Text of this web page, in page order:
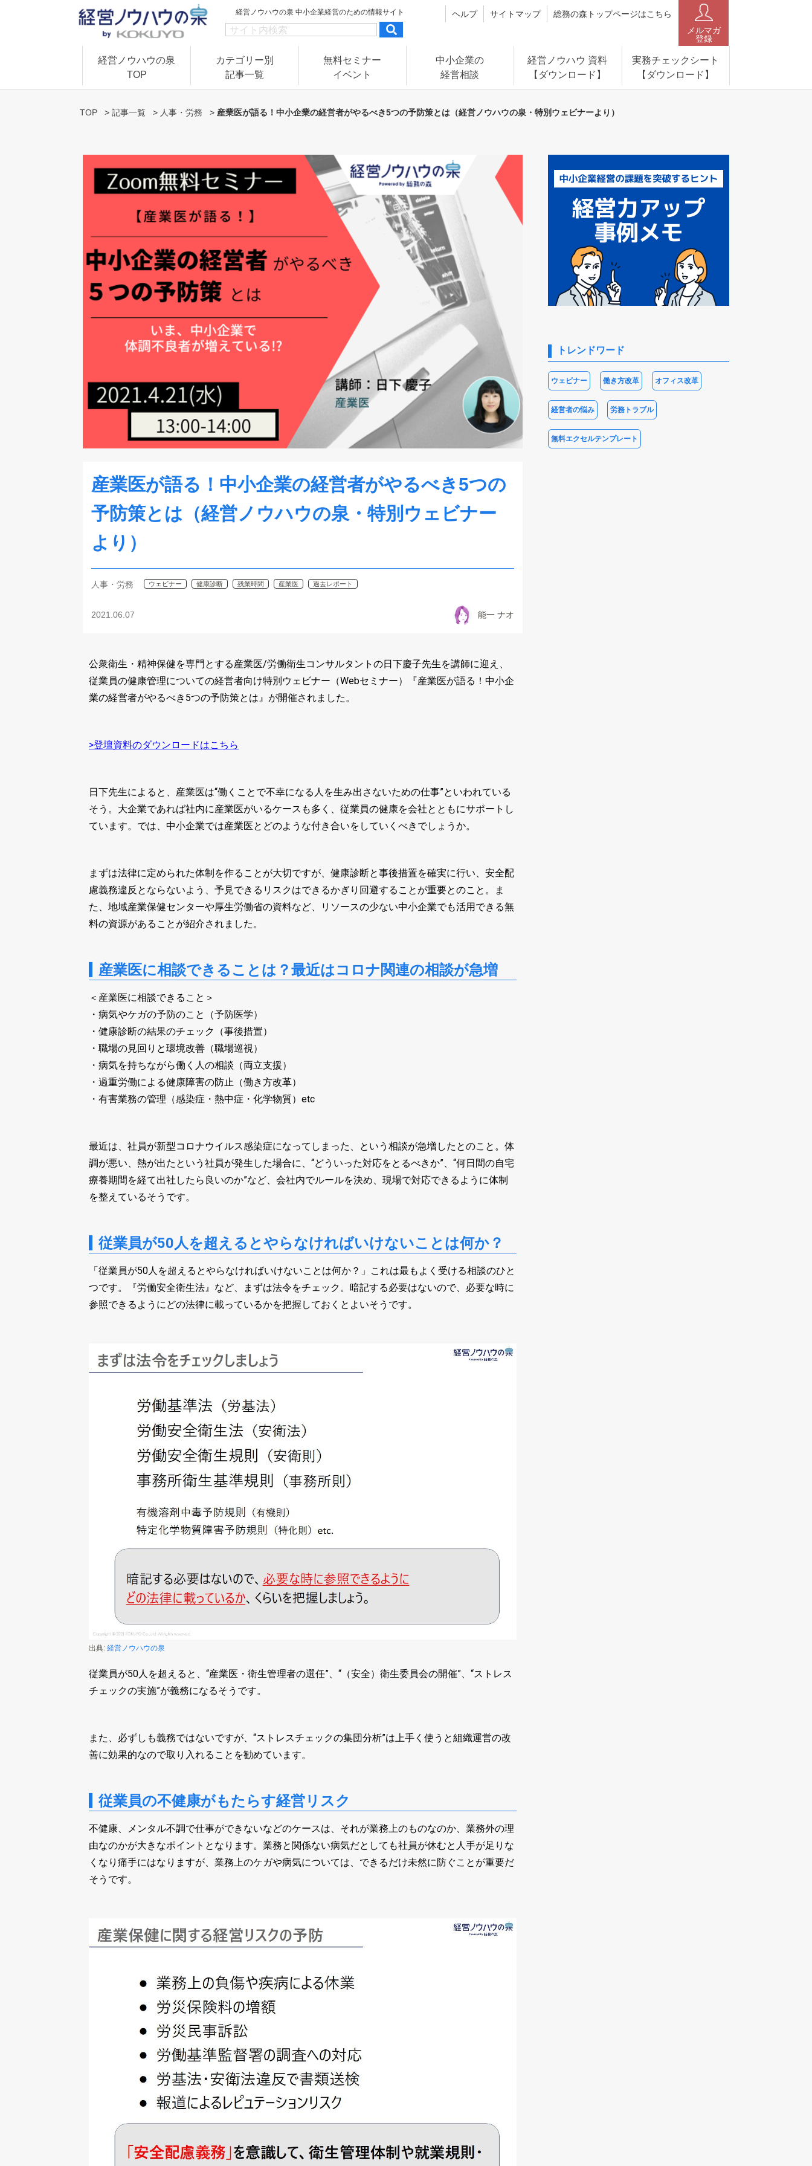
経営ノウハウの泉 中小企業経営のための情報サイト ヘルプ サイトマップ
総務の森トップページはこちら
メルマガ
登録
経営ノウハウの泉
TOP
カテゴリー別
記事一覧
無料セミナー
イベント
中小企業の
経営相談
経営ノウハウ 資料
【ダウンロード】
実務チェックシート
【ダウンロード】
TOP > 記事一覧 > 人事・労務 > 産業医が語る！中小企業の経営者がやるべき5つの予防策とは（経営ノウハウの泉・特別ウェビナーより）
産業医が語る！中小企業の経営者がやるべき5つの
予防策とは（経営ノウハウの泉・特別ウェビナー
より）
人事・労務 ウェビナー 健康診断 残業時間 産業医 過去レポート
2021.06.07 能一 ナオ
公衆衛生・精神保健を専門とする産業医/労働衛生コンサルタントの日下慶子先生を講師に迎え、
従業員の健康管理についての経営者向け特別ウェビナー（Webセミナー）『産業医が語る！中小企
業の経営者がやるべき5つの予防策とは』が開催されました。
>登壇資料のダウンロードはこちら
日下先生によると、産業医は“働くことで不幸になる人を生み出さないための仕事”といわれている
そう。大企業であれば社内に産業医がいるケースも多く、従業員の健康を会社とともにサポートし
ています。では、中小企業では産業医とどのような付き合いをしていくべきでしょうか。
まずは法律に定められた体制を作ることが大切ですが、健康診断と事後措置を確実に行い、安全配
慮義務違反とならないよう、予見できるリスクはできるかぎり回避することが重要とのこと。ま
た、地域産業保健センターや厚生労働省の資料など、リソースの少ない中小企業でも活用できる無
料の資源があることが紹介されました。
産業医に相談できることは？最近はコロナ関連の相談が急増
＜産業医に相談できること＞
・病気やケガの予防のこと（予防医学）
・健康診断の結果のチェック（事後措置）
・職場の見回りと環境改善（職場巡視）
・病気を持ちながら働く人の相談（両立支援）
・過重労働による健康障害の防止（働き方改革）
・有害業務の管理（感染症・熱中症・化学物質）etc
最近は、社員が新型コロナウイルス感染症になってしまった、という相談が急増したとのこと。体
調が悪い、熱が出たという社員が発生した場合に、“どういった対応をとるべきか”、“何日間の自宅
療養期間を経て出社したら良いのか”など、会社内でルールを決め、現場で対応できるように体制
を整えているそうです。
従業員が50人を超えるとやらなければいけないことは何か？
「従業員が50人を超えるとやらなければいけないことは何か？」これは最もよく受ける相談のひと
つです。『労働安全衛生法』など、まずは法令をチェック。暗記する必要はないので、必要な時に
参照できるようにどの法律に載っているかを把握しておくとよいそうです。
出典: 経営ノウハウの泉
従業員が50人を超えると、“産業医・衛生管理者の選任”、“（安全）衛生委員会の開催”、“ストレス
チェックの実施”が義務になるそうです。
また、必ずしも義務ではないですが、“ストレスチェックの集団分析”は上手く使うと組織運営の改
善に効果的なので取り入れることを勧めています。
従業員の不健康がもたらす経営リスク
不健康、メンタル不調で仕事ができないなどのケースは、それが業務上のものなのか、業務外の理
由なのかが大きなポイントとなります。業務と関係ない病気だとしても社員が休むと人手が足りな
くなり痛手にはなりますが、業務上のケガや病気については、できるだけ未然に防ぐことが重要だ
そうです。
トレンドワード
ウェビナー 働き方改革 オフィス改革
経営者の悩み 労務トラブル
無料エクセルテンプレート